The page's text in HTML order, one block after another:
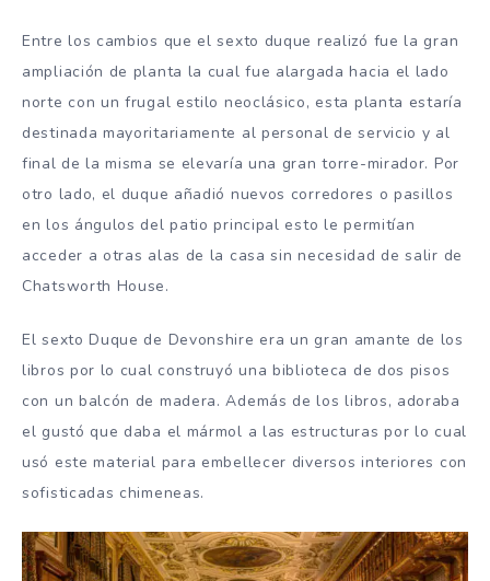
Entre los cambios que el sexto duque realizó fue la gran
ampliación de planta la cual fue alargada hacia el lado
norte con un frugal estilo neoclásico, esta planta estaría
destinada mayoritariamente al personal de servicio y al
final de la misma se elevaría una gran torre-mirador. Por
otro lado, el duque añadió nuevos corredores o pasillos
en los ángulos del patio principal esto le permitían
acceder a otras alas de la casa sin necesidad de salir de
Chatsworth House.
El sexto Duque de Devonshire era un gran amante de los
libros por lo cual construyó una biblioteca de dos pisos
con un balcón de madera. Además de los libros, adoraba
el gustó que daba el mármol a las estructuras por lo cual
usó este material para embellecer diversos interiores con
sofisticadas chimeneas.